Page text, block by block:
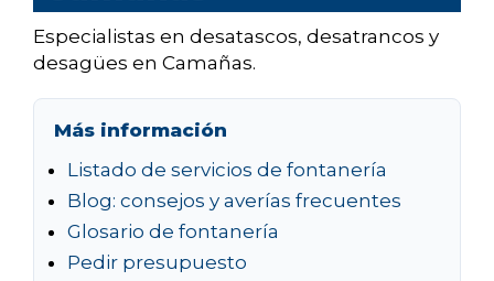
Especialistas en desatascos, desatrancos y
desagües en Camañas.
Más información
Listado de servicios de fontanería
Blog: consejos y averías frecuentes
Glosario de fontanería
Pedir presupuesto